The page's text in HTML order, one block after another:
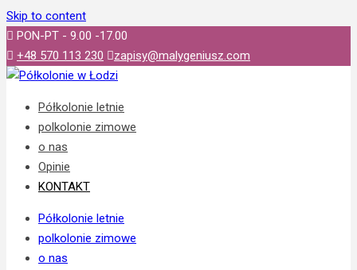
Skip to content
PON-PT - 9.00 -17.00
+48 570 113 230
zapisy@malygeniusz.com
Półkolonie letnie
polkolonie zimowe
o nas
Opinie
KONTAKT
Półkolonie letnie
polkolonie zimowe
o nas